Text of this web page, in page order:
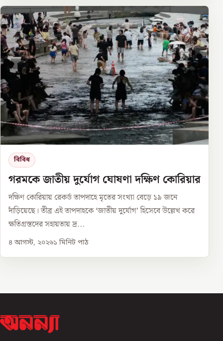
বিবিধ
গরমকে জাতীয় দুর্যোগ ঘোষণা দক্ষিণ কোরিয়ার
দক্ষিণ কোরিয়ায় রেকর্ড তাপদাহে মৃতের সংখ্যা বেড়ে ১৯ জনে
দাঁড়িয়েছে। তীব্র এই তাপদাহকে ‘জাতীয় দুর্যোগ’ হিসেবে উল্লেখ করে
ক্ষতিগ্রস্তদের সহায়তায় দ্র...
৪ আগস্ট, ২০২৬১ মিনিট পাঠ